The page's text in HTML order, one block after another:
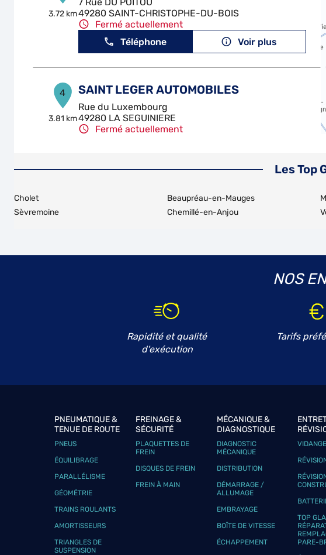
3.72 km49280 SAINT-CHRISTOPHE-DU-BOIS
Fermé actuellement
Téléphone
Voir plus
4
3.81 km
SAINT LEGER AUTOMOBILES
Rue du Luxembourg
49280 LA SEGUINIERE
Fermé actuellement
GARAGE CHATELAIN
111 - 113 Rue d'Alsace
CHOLET GPL AUTOMOBILES
83 rue Sadi Carnot
Fermé aujourd'hui
Téléphone
5.95 km
7 RUE DE LANGEAIS
49300 CHOLET
Fermé aujourd'hui
8
7.61 km
GARAGE LANDREAU
LE CHANT DU BARDE
85290 MORTAGNE SUR SEVRE
Fermé actuellement
Les Top
Cholet
Sèvremoine
Beaupréau-en-Mauges
Chemillé-en-Anjou
NOS
Rapidité et qualité
d'exécution
Tarifs
PNEUMATIQUE &
TENUE DE ROUTE
PNEUS
ÉQUILIBRAGE
PARALLÉLISME
GÉOMÉTRIE
TRAINS ROULANTS
AMORTISSEURS
TRIANGLES DE
SUSPENSION
FREINAGE &
SÉCURITÉ
PLAQUETTES DE
FREIN
DISQUES DE FREIN
FREIN À MAIN
MÉCANIQUE &
DIAGNOSTIQUE
DIAGNOSTIC
MÉCANIQUE
DISTRIBUTION
DÉMARRAGE /
ALLUMAGE
EMBRAYAGE
BOÎTE DE VITESSE
ÉCHAPPEMENT
VIDANGE
TOP
PARE-